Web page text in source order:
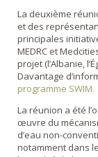
La deuxième
et des
principales
MEDRC et
projet (l’Albanie,
Davantage
programme SWIM.
La réunion a été
œuvre du
d’eau non-
notamment dans